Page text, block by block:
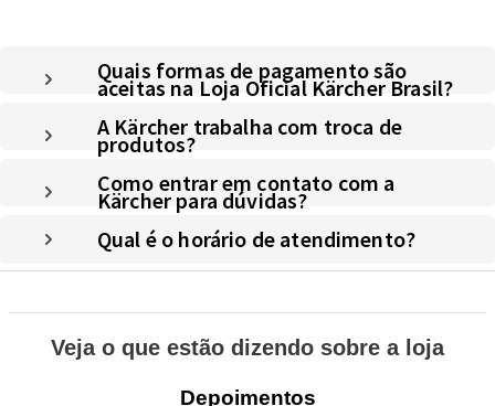
Quais formas de pagamento são
aceitas na Loja Oficial Kärcher Brasil?
A Kärcher trabalha com troca de
produtos?
Como entrar em contato com a
Kärcher para dúvidas?
Qual é o horário de atendimento?
Veja o que estão dizendo sobre a loja
Depoimentos